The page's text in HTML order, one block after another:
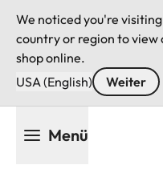
We noticed you're
country or region to
shop online.
USA (English)
Weiter
Menü